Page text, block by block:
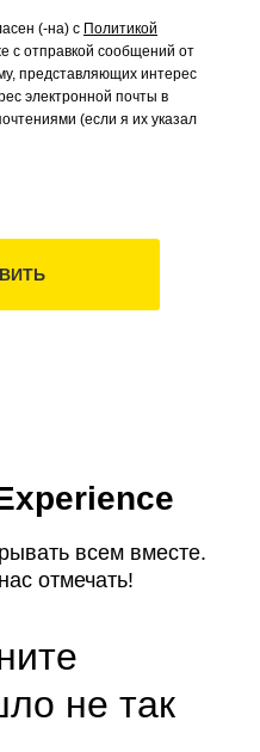
(-на) с Политикой
с отправкой сообщений от
представляющих интерес
электронной почты в
(если я их указал
всем вместе.
отмечать!
не так